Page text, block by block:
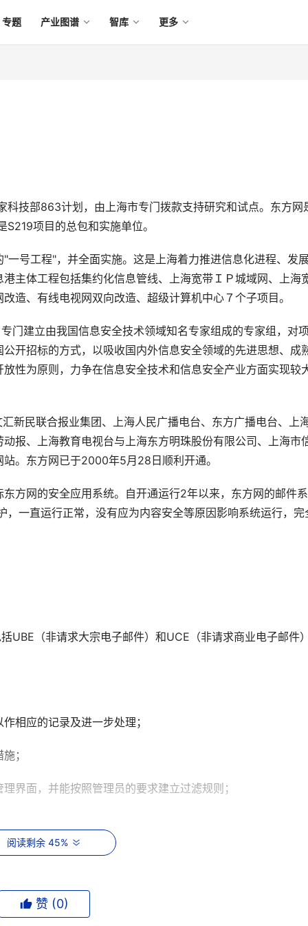
专题 产业图谱 智库 更多
科技部863计划，由上海市专门拨款支持研究和试点。东方网
项目的总包和实施单位。
一号工程"，并全面实施。这是上海着力推进信息化进程、发
主体工程包括集约化信息管线、上海宽带ＩＰ城域网、上海
造、有线电视网双向改造、超级计算机中心７个子项目。
门建立由我国信息安全技术领域知名专家组成的专家组，对
开招标的方式，以吸收国内外信息安全领域的先进思想、成
性为原则，力争在信息安全技术和信息安全产业方面实现较
新民联合报业集团、上海人民广播电台、东方广播电台、上
报、上海教育电视台与上海东方明珠股份有限公司、上海市
。东方网已于2000年5月28日顺利开通。
方网的安全应用系统。自开通运行2年以来，东方网的邮件系
一直运行正常，没有应为内容安全等原因影响系统运行，完
UBE（非请求大宗电子邮件）和UCE（非请求商业电子邮件
相应的记录及进一步处理；
；
界面，并能按照管理员的要求建立过滤规则；
具有较高的智能程度；
常工作的速度；
次开发接口。
阅读剩余 45%
赞 (0)